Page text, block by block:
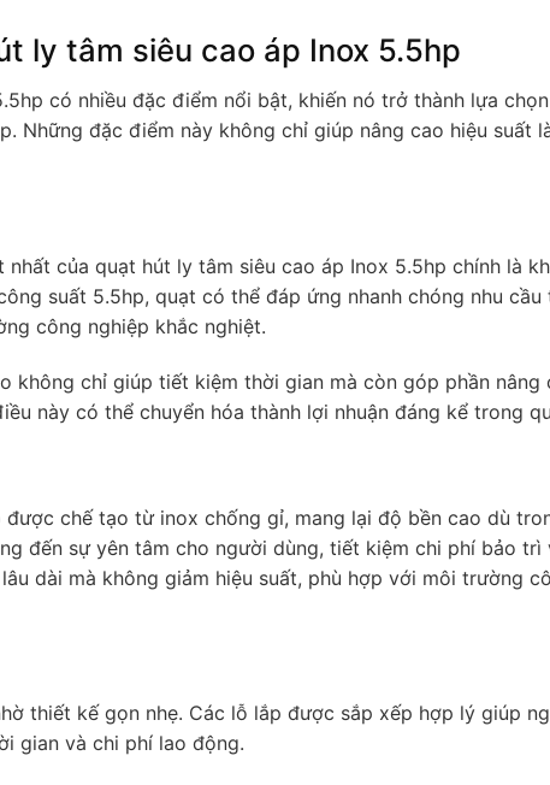
ly tâm siêu cao áp Inox 5.5hp
có nhiều đặc điểm nổi bật, khiến nó trở thành lựa
Những đặc điểm này không chỉ giúp nâng cao hiệu suất
của quạt hút ly tâm siêu cao áp Inox 5.5hp chính là
suất 5.5hp, quạt có thể đáp ứng nhanh chóng nhu
công nghiệp khắc nghiệt.
không chỉ giúp tiết kiệm thời gian mà còn góp phần nâng
này có thể chuyển hóa thành lợi nhuận đáng kể trong
chế tạo từ inox chống gỉ, mang lại độ bền cao dù
đến sự yên tâm cho người dùng, tiết kiệm chi phí bảo trì
dài mà không giảm hiệu suất, phù hợp với môi trường
thiết kế gọn nhẹ. Các lỗ lắp được sắp xếp hợp lý giúp
gian và chi phí lao động.